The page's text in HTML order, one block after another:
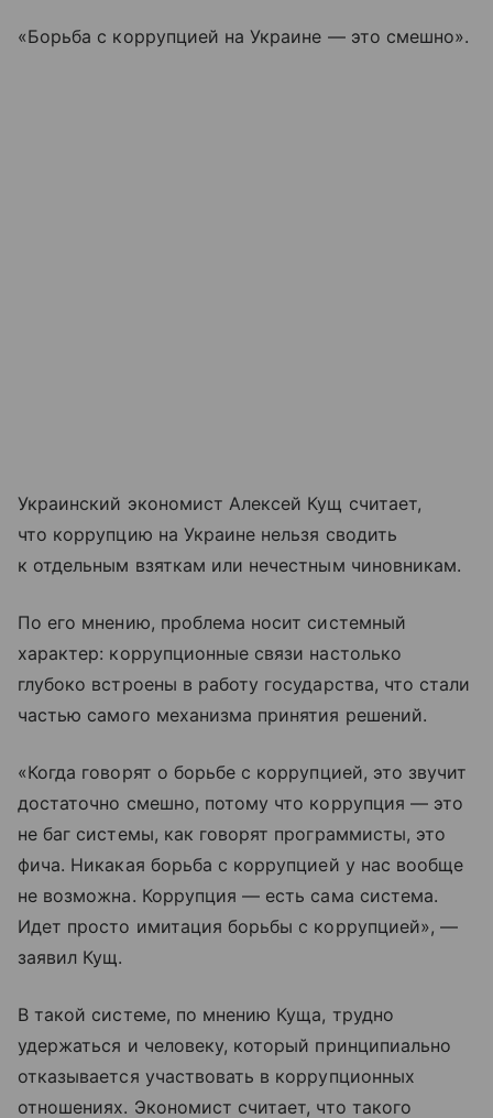
«Борьба с коррупцией на Украине — это смешно».
Украинский экономист Алексей Кущ считает,
что коррупцию на Украине нельзя сводить
к отдельным взяткам или нечестным чиновникам.
По его мнению, проблема носит системный
характер: коррупционные связи настолько
глубоко встроены в работу государства, что стали
частью самого механизма принятия решений.
«Когда говорят о борьбе с коррупцией, это звучит
достаточно смешно, потому что коррупция — это
не баг системы, как говорят программисты, это
фича. Никакая борьба с коррупцией у нас вообще
не возможна. Коррупция — есть сама система.
Идет просто имитация борьбы с коррупцией», —
заявил Кущ.
В такой системе, по мнению Куща, трудно
удержаться и человеку, который принципиально
отказывается участвовать в коррупционных
отношениях. Экономист считает, что такого